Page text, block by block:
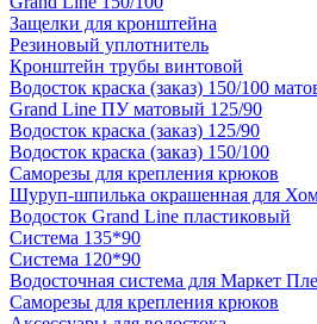
Защелки для кронштейна
Резиновый уплотнитель
Кронштейн трубы винтовой
Водосток краска (заказ) 150/100
Grand Line ПУ матовый 125/90
Водосток краска (заказ) 125/90
Водосток краска (заказ) 150/100
Саморезы для крепления крюков
Шуруп-шпилька окрашенная для
Водосток Grand Line пластиковый
Система 135*90
Система 120*90
Водосточная система для Маркет
Саморезы для крепления крюков